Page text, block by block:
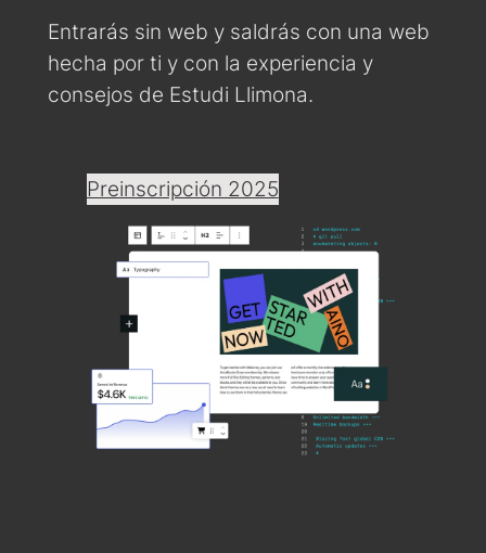
Entrarás sin web y saldrás con una web
hecha por ti y con la experiencia y
consejos de Estudi Llimona.
Preinscripción 2025